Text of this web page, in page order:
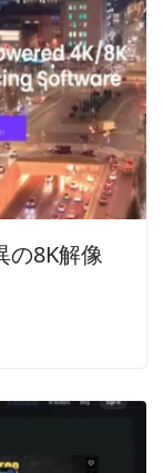
の8K解像